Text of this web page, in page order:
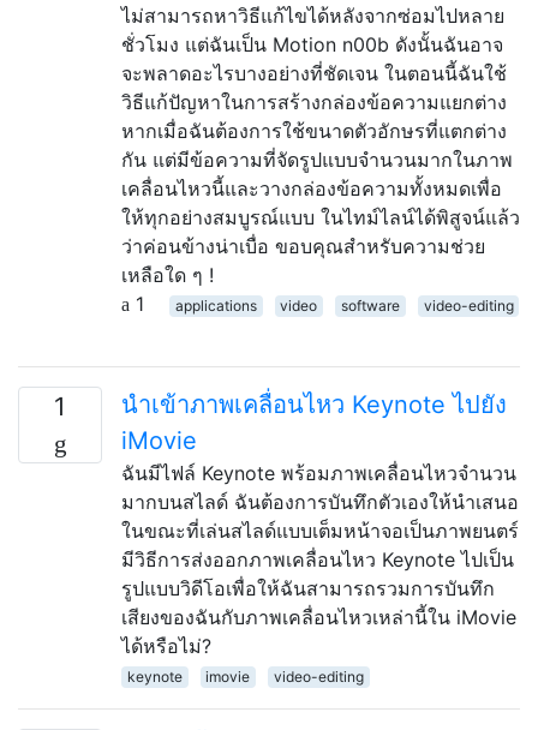
ไม่สามารถหาวิธีแก้ไขได้หลังจากซ่อมไปหลาย
ชั่วโมง แต่ฉันเป็น Motion n00b ดังนั้นฉันอาจ
จะพลาดอะไรบางอย่างที่ชัดเจน ในตอนนี้ฉันใช้
วิธีแก้ปัญหาในการสร้างกล่องข้อความแยกต่าง
หากเมื่อฉันต้องการใช้ขนาดตัวอักษรที่แตกต่าง
กัน แต่มีข้อความที่จัดรูปแบบจำนวนมากในภาพ
เคลื่อนไหวนี้และวางกล่องข้อความทั้งหมดเพื่อ
ให้ทุกอย่างสมบูรณ์แบบ ในไทม์ไลน์ได้พิสูจน์แล้ว
ว่าค่อนข้างน่าเบื่อ ขอบคุณสำหรับความช่วย
เหลือใด ๆ !
1
applications video software video-editing
1
นำเข้าภาพเคลื่อนไหว Keynote ไปยัง
iMovie
ฉันมีไฟล์ Keynote พร้อมภาพเคลื่อนไหวจำนวน
มากบนสไลด์ ฉันต้องการบันทึกตัวเองให้นำเสนอ
ในขณะที่เล่นสไลด์แบบเต็มหน้าจอเป็นภาพยนตร์
มีวิธีการส่งออกภาพเคลื่อนไหว Keynote ไปเป็น
รูปแบบวิดีโอเพื่อให้ฉันสามารถรวมการบันทึก
เสียงของฉันกับภาพเคลื่อนไหวเหล่านี้ใน iMovie
ได้หรือไม่?
keynote imovie video-editing